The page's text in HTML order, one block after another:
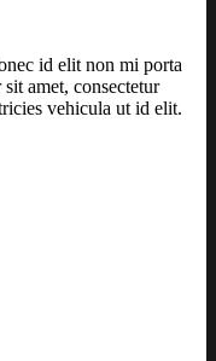
id elit non mi porta
amet, consectetur
vehicula ut id elit.